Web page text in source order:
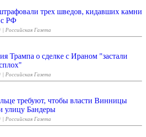
трех шведов, кидавших камни
с РФ
| Российская Газета
Трампа о сделке с Ираном "застали
| Российская Газета
требуют, чтобы власти Винницы
улицу Бандеры
| Российская Газета